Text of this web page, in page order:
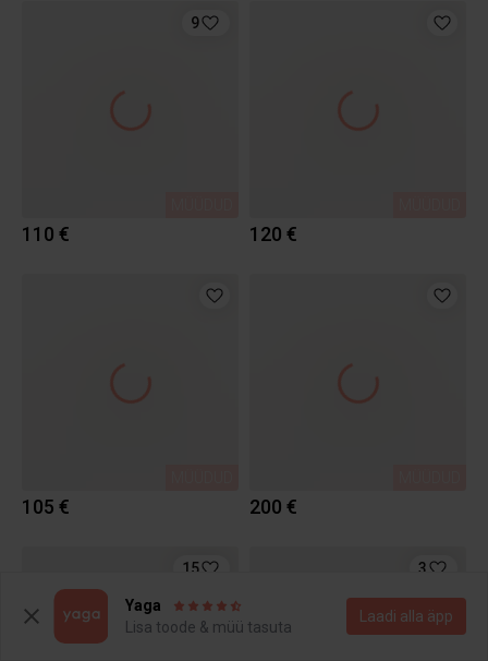
9
110 € 120 €
105 € 200 €
15 3
Yaga
Lisa toode & müü tasuta
Laadi alla äpp